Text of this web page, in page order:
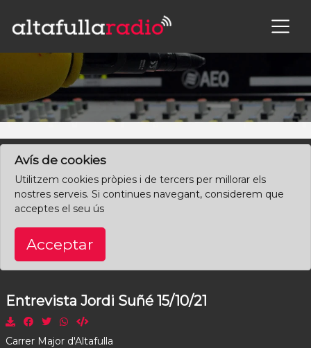
×
Clica aquí per començar des de l'inici
Avís de cookies
Utilitzem cookies pròpies i de tercers per millorar els
nostres serveis. Si continues navegant, considerem que
acceptes el seu ús
Acceptar
Entrevista Jordi Suñé 15/10/21
Carrer Major d'Altafulla